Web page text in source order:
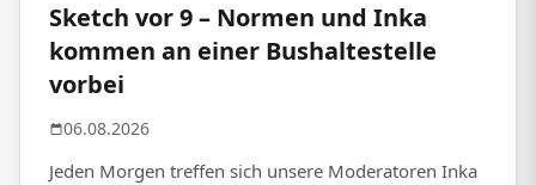
Sketch vor 9 – Normen und Inka
kommen an einer Bushaltestelle
vorbei
06.08.2026
Jeden Morgen treffen sich unsere Moderatoren Inka